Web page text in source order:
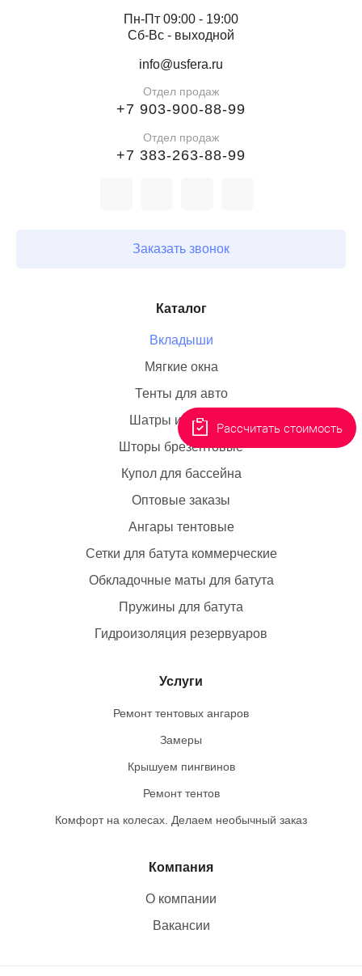
Каталог
Вкладыши
Мягкие окна
Тенты для авто
Шатры и палатки
Шторы брезентовые
Купол для бассейна
Оптовые заказы
Ангары тентовые
Сетки для батута коммерческие
Обкладочные маты для батута
Пружины для батута
Гидроизоляция резервуаров
Услуги
Ремонт тентовых ангаров
Замеры
Крышуем пингвинов
Ремонт тентов
Комфорт на колесах. Делаем необычный заказ
Компания
О компании
Вакансии
Пн-Пт 09:00 - 19:00
Сб-Вс - выходной
info@usfera.ru
Отдел продаж
+7 903-900-88-99
Отдел продаж
+7 383-263-88-99
Заказать звонок
Рассчитать стоимость